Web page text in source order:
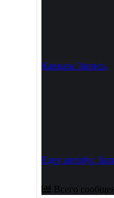
Кавказа Запись
Едет автобус
Всего